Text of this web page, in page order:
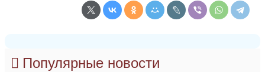
Популярные новости